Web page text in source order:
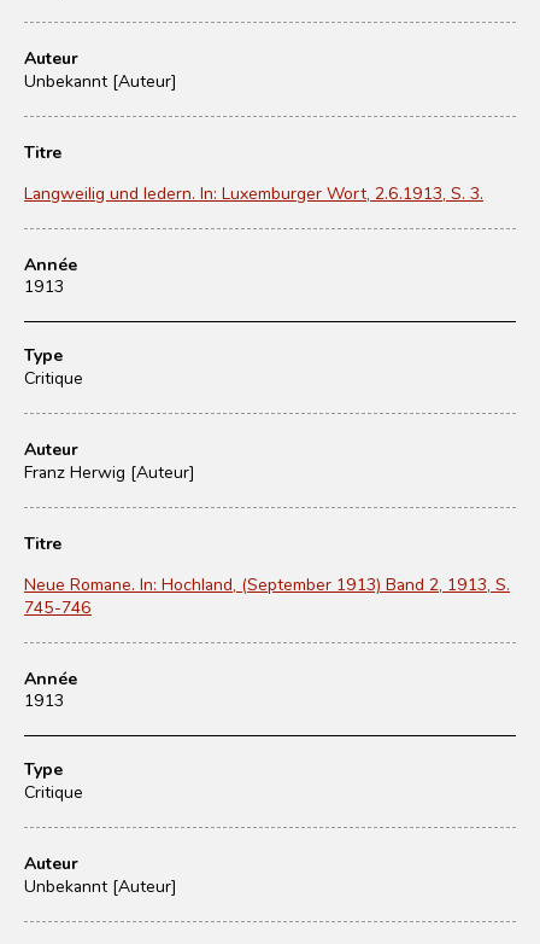
Auteur
Unbekannt [Auteur]
Titre
Langweilig und ledern. In: Luxemburger Wort, 2.6.1913, S. 3.
Année
1913
Type
Critique
Auteur
Franz Herwig [Auteur]
Titre
Neue Romane. In: Hochland, (September 1913) Band 2, 1913, S.
745-746
Année
1913
Type
Critique
Auteur
Unbekannt [Auteur]